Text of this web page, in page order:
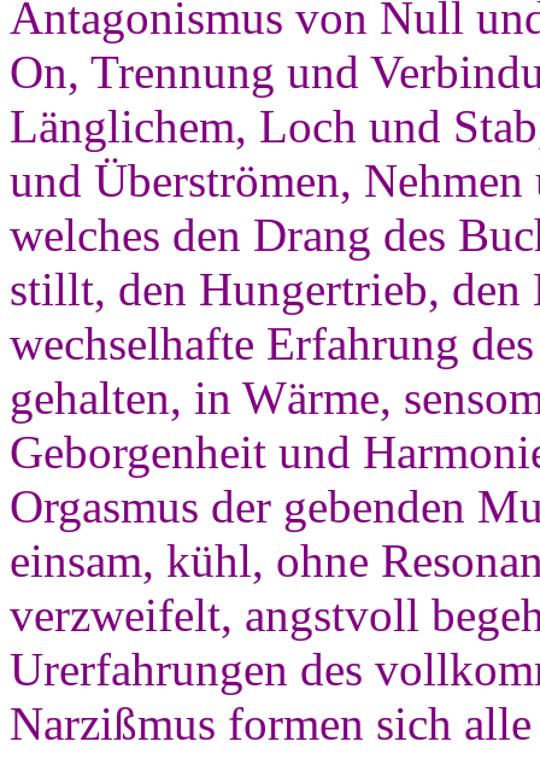
Antagonismus von Null
On, Trennung und
Länglichem, Loch und
und Überströmen,
welches den Drang des
stillt, den Hungertrieb, den
wechselhafte Erfahrung
gehalten, in Wärme,
Geborgenheit und
Orgasmus der gebenden
einsam, kühl, ohne
verzweifelt, angstvoll
Urerfahrungen des
Narzißmus formen sich